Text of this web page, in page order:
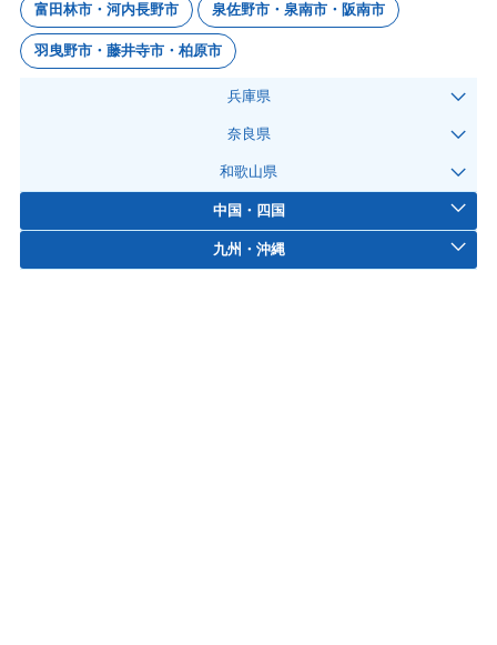
富田林市・河内長野市 泉佐野市・泉南市・阪南市
羽曳野市・藤井寺市・柏原市
兵庫県
奈良県
和歌山県
中国・四国
九州・沖縄